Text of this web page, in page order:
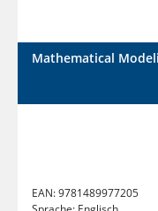
Mathematical
EAN:9781489977205